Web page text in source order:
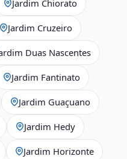
Jardim Chiorato
Jardim Cruzeiro
Duas Nascentes
Jardim Fantinato
Jardim Guaçuano
Jardim Hedy
Jardim Horizonte